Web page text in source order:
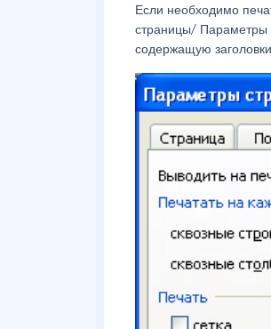
Если необходимо
страницы/ Параметры
содержащую заголовки.